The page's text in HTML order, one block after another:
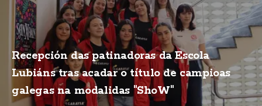
Recepción das patinadoras da Escola
Lubiáns tras acadar o título de campioas
galegas na modalidas "ShoW"